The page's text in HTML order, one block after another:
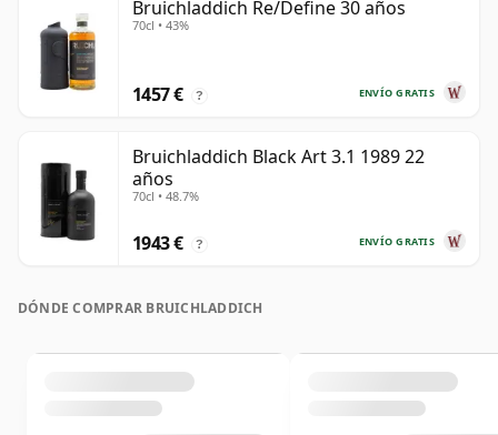
Bruichladdich Re/Define 30 años
70cl • 43%
ENVÍO GRATIS
1457 € ?
Bruichladdich Black Art 3.1 1989 22
años
70cl • 48.7%
ENVÍO GRATIS
1943 € ?
DÓNDE COMPRAR BRUICHLADDICH